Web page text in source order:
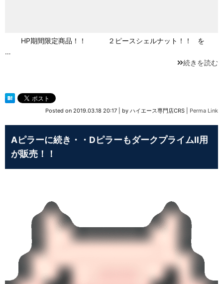
HP期間限定商品！！ ２ピースシェルナット！！ を
…
続きを読む
Posted on 2019.03.18 20:17 by ハイエース専門店CRS Perma Link
Aピラーに続き・・DピラーもダークプライムⅡ用
が販売！！